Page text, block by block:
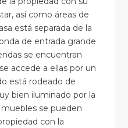
así como áreas de
está separada de la
de entrada grande
se encuentran
accede a ellas por un
está rodeado de
bien iluminado por la
se pueden
con la